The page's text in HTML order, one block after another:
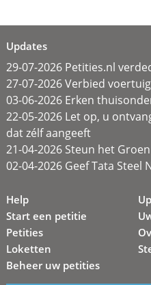
Updates
29-07-2026 Petities.nl
27-07-2026 Verbied
03-06-2026 Erken
22-05-2026 Let op, u
dat zélf aangeeft
21-04-2026 Steun het
02-04-2026 Geef Tata
Help
Start een petitie
Petities
Loketten
Beheer uw petities